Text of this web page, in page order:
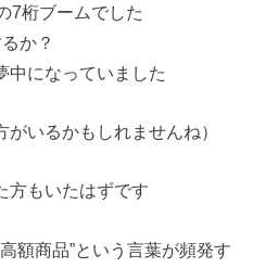
7桁ブームでした
か？
中になっていました
がいるかもしれませんね）
方もいたはずです
額商品”という言葉が頻発す